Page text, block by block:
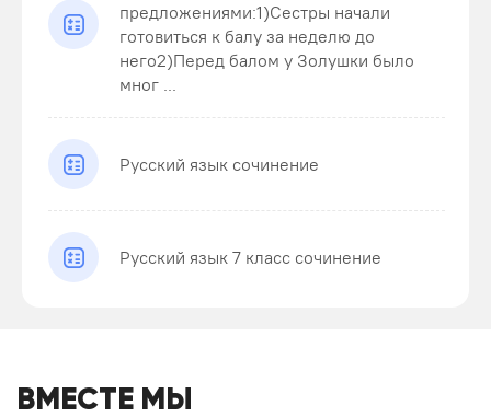
предложениями:1)Сестры начали
готовиться к балу за неделю до
него2)Перед балом у Золушки было
мног ...
Русский язык сочинение
Русский язык 7 класс сочинение
ВМЕСТЕ МЫ